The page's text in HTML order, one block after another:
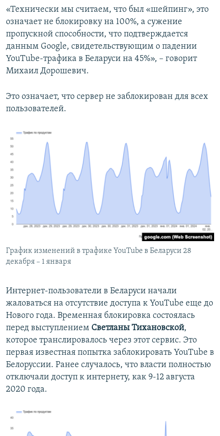
«Технически мы считаем, что был «шейпинг», это
означает не блокировку на 100%, а сужение
пропускной способности, что подтверждается
данным Google, свидетельствующим о падении
YouTube-трафика в Беларуси на 45%», – говорит
Михаил Дорошевич.
Это означает, что сервер не заблокирован для всех
пользователей.
График изменений в трафике YouTube в Беларуси 28
декабря – 1 января
Интернет-пользователи в Беларуси начали
жаловаться на отсутствие доступа к YouTube еще до
Нового года. Временная блокировка состоялась
перед выступлением Светланы Тихановской,
которое транслировалось через этот сервис. Это
первая известная попытка заблокировать YouTube в
Белоруссии. Ранее случалось, что власти полностью
отключали доступ к интернету, как 9-12 августа
2020 года.